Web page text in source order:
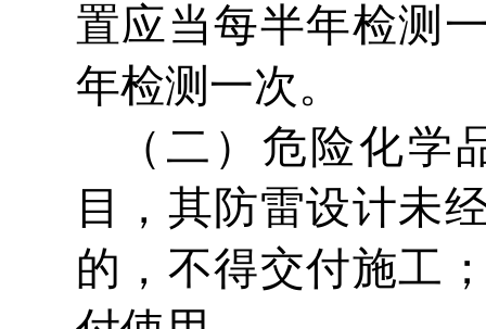
置应当每半年检测
年检测一次。
（二）危险化
目，其防雷设计未
的，不得交付施工